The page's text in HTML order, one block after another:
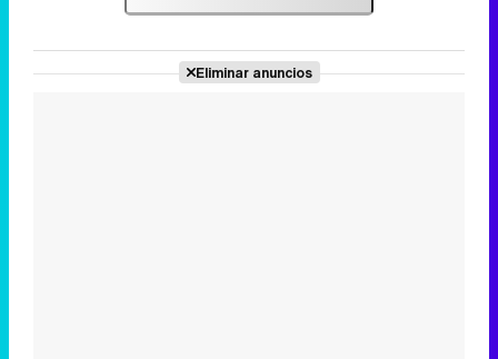
Eliminar anuncios